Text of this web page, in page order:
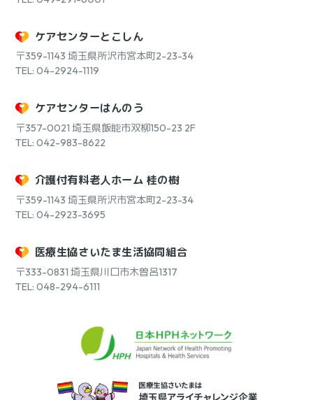
ケアセンターとこしん
〒359-1143 埼玉県所沢市宮本町2-23-34
TEL: 04-2924-1119
ケアセンターはんのう
〒357-0021 埼玉県飯能市双柳150-23 2F
TEL: 042-983-8622
介護付有料老人ホーム 桂の樹
〒359-1143 埼玉県所沢市宮本町2-23-34
TEL: 04-2923-3695
医療生協さいたま生活協同組合
〒333-0831 埼玉県川口市木曽呂1317
TEL: 048-294-6111